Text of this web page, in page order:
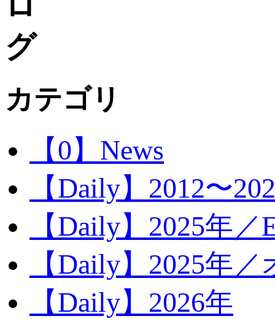
カテゴリ
【0】News
【Daily】2012〜
【Daily】2025年／
【Daily】2025年
【Daily】2026年